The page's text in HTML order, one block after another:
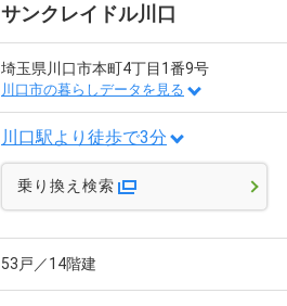
サンクレイドル川口
埼玉県川口市本町4丁目1番9号
川口市の暮らしデータを見る
川口駅より徒歩で3分
乗り換え検索
53戸／14階建